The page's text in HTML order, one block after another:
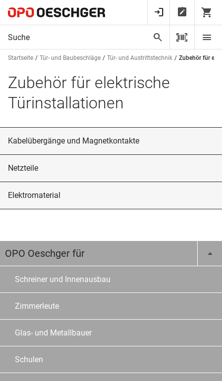
Startseite Tür- und Baubeschläge Tür- und Austrittstechnik Zubehör für
Zubehör für elektrische
Türinstallationen
Kabelübergänge und Magnetkontakte
Netzteile
Elektromaterial
OPO Oeschger für
Schreiner und Innenausbau
Zimmerleute
Glas- und Metallbauer
Schulen